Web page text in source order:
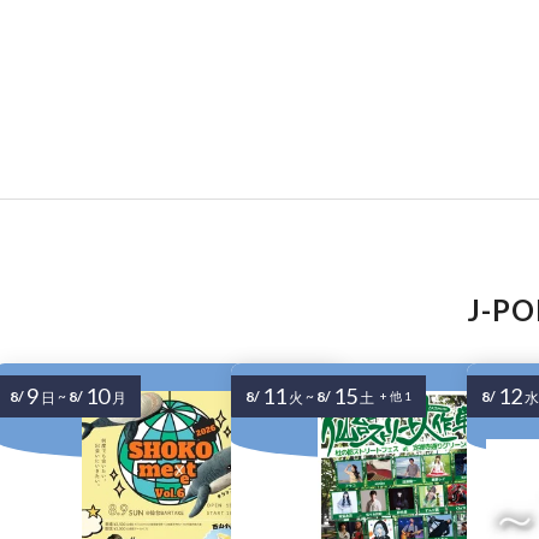
J-
8/ 9 日 ~ 8/ 10 月 8/ 11 火 ~ 8/ 15土 + 他 1 8/ 12水